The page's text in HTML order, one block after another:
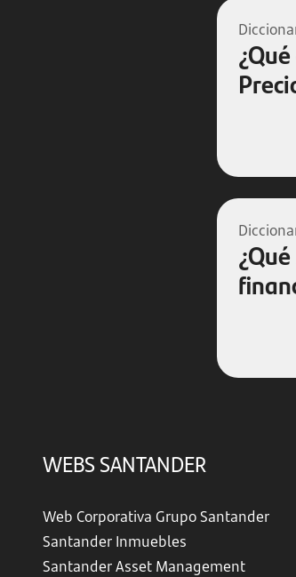
WEBS SANTANDER
Web Corporativa Grupo Santander
Santander Inmuebles
Santander Asset Management